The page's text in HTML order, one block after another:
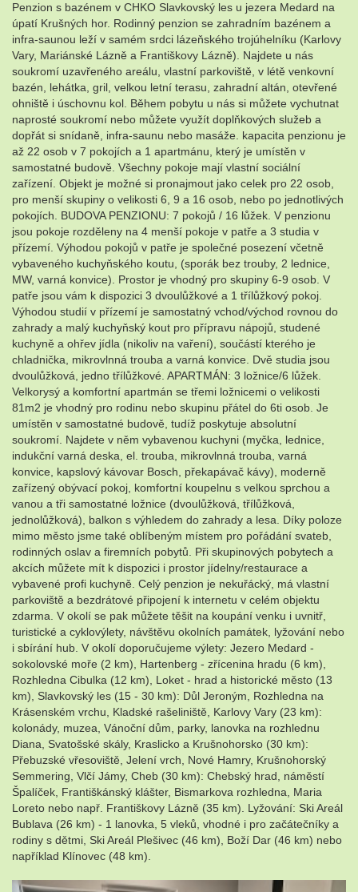
Penzion s bazénem v CHKO Slavkovský les u jezera Medard na
úpatí Krušných hor. Rodinný penzion se zahradním bazénem a
infra-saunou leží v samém srdci lázeňského trojúhelníku (Karlovy
Vary, Mariánské Lázně a Františkovy Lázně). Najdete u nás
soukromí uzavřeného areálu, vlastní parkoviště, v létě venkovní
bazén, lehátka, gril, velkou letní terasu, zahradní altán, otevřené
ohniště i úschovnu kol. Během pobytu u nás si můžete vychutnat
naprosté soukromí nebo můžete využít doplňkových služeb a
dopřát si snídaně, infra-saunu nebo masáže. kapacita penzionu je
až 22 osob v 7 pokojích a 1 apartmánu, který je umístěn v
samostatné budově. Všechny pokoje mají vlastní sociální
zařízení. Objekt je možné si pronajmout jako celek pro 22 osob,
pro menší skupiny o velikosti 6, 9 a 16 osob, nebo po jednotlivých
pokojích. BUDOVA PENZIONU: 7 pokojů / 16 lůžek. V penzionu
jsou pokoje rozděleny na 4 menší pokoje v patře a 3 studia v
přízemí. Výhodou pokojů v patře je společné posezení včetně
vybaveného kuchyňského koutu, (sporák bez trouby, 2 lednice,
MW, varná konvice). Prostor je vhodný pro skupiny 6-9 osob. V
patře jsou vám k dispozici 3 dvoulůžkové a 1 třílůžkový pokoj.
Výhodou studií v přízemí je samostatný vchod/východ rovnou do
zahrady a malý kuchyňský kout pro přípravu nápojů, studené
kuchyně a ohřev jídla (nikoliv na vaření), součástí kterého je
chladnička, mikrovlnná trouba a varná konvice. Dvě studia jsou
dvoulůžková, jedno třílůžkové. APARTMÁN: 3 ložnice/6 lůžek.
Velkorysý a komfortní apartmán se třemi ložnicemi o velikosti
81m2 je vhodný pro rodinu nebo skupinu přátel do 6ti osob. Je
umístěn v samostatné budově, tudíž poskytuje absolutní
soukromí. Najdete v něm vybavenou kuchyni (myčka, lednice,
indukční varná deska, el. trouba, mikrovlnná trouba, varná
konvice, kapslový kávovar Bosch, překapávač kávy), moderně
zařízený obývací pokoj, komfortní koupelnu s velkou sprchou a
vanou a tři samostatné ložnice (dvoulůžková, třílůžková,
jednolůžková), balkon s výhledem do zahrady a lesa. Díky poloze
mimo město jsme také oblíbeným místem pro pořádání svateb,
rodinných oslav a firemních pobytů. Při skupinových pobytech a
akcích můžete mít k dispozici i prostor jídelny/restaurace a
vybavené profi kuchyně. Celý penzion je nekuřácký, má vlastní
parkoviště a bezdrátové připojení k internetu v celém objektu
zdarma. V okolí se pak můžete těšit na koupání venku i uvnitř,
turistické a cyklovýlety, návštěvu okolních památek, lyžování nebo
i sbírání hub. V okolí doporučujeme výlety: Jezero Medard -
sokolovské moře (2 km), Hartenberg - zřícenina hradu (6 km),
Rozhledna Cibulka (12 km), Loket - hrad a historické město (13
km), Slavkovský les (15 - 30 km): Důl Jeroným, Rozhledna na
Krásenském vrchu, Kladské rašeliniště, Karlovy Vary (23 km):
kolonády, muzea, Vánoční dům, parky, lanovka na rozhlednu
Diana, Svatošské skály, Kraslicko a Krušnohorsko (30 km):
Přebuzské vřesoviště, Jelení vrch, Nové Hamry, Krušnohorský
Semmering, Vlčí Jámy, Cheb (30 km): Chebský hrad, náměstí
Špalíček, Františkánský klášter, Bismarkova rozhledna, Maria
Loreto nebo např. Františkovy Lázně (35 km). Lyžování: Ski Areál
Bublava (26 km) - 1 lanovka, 5 vleků, vhodné i pro začátečníky a
rodiny s dětmi, Ski Areál Plešivec (46 km), Boží Dar (46 km) nebo
například Klínovec (48 km).